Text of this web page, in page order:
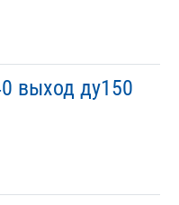
выход ду150